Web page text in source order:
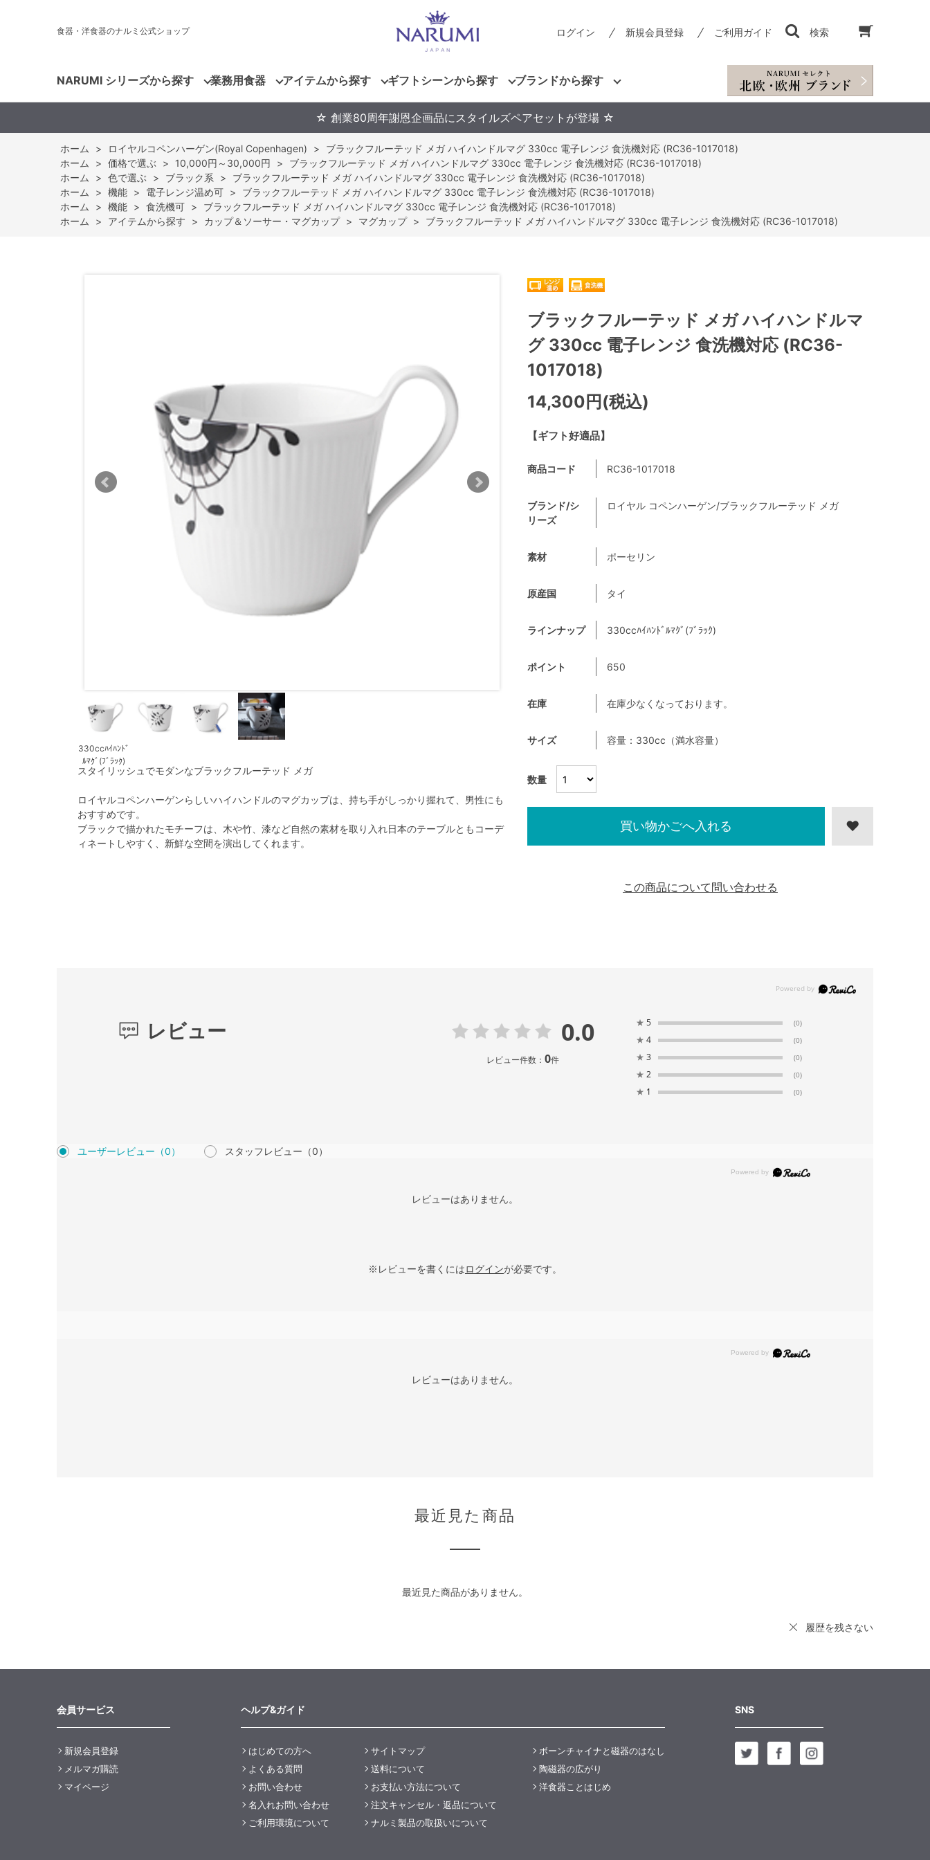
食器・洋食器のナルミ公式ショップ ログイン 新規会員登録 ご利用ガイド 検索
NARUMI シリーズから探す 業務用食器 アイテムから探す ギフトシーンから探す ブランドから探す
☆ 創業80周年謝恩企画品にスタイルズペアセットが登場 ☆
ホーム > ロイヤルコペンハーゲン(Royal Copenhagen) >
ブラックフルーテッド メガ ハイハンドルマグ 330cc 電子レンジ 食洗機対応 (RC36-1017018)
ホーム
> 価格で選ぶ > 10,000円～30,000円 >
ブラックフルーテッド メガ ハイハンドルマグ 330cc 電子レンジ 食洗機対応 (RC36-1017018)
ホーム
> 色で選ぶ > ブラック系 >
ブラックフルーテッド メガ ハイハンドルマグ 330cc 電子レンジ 食洗機対応 (RC36-1017018)
ホーム
> 機能 > 電子レンジ温め可 >
ブラックフルーテッド メガ ハイハンドルマグ 330cc 電子レンジ 食洗機対応 (RC36-1017018)
ホーム
> 機能 > 食洗機可 >
ブラックフルーテッド メガ ハイハンドルマグ 330cc 電子レンジ 食洗機対応 (RC36-1017018)
ホーム
> アイテムから探す > カップ＆ソーサー・マグカップ > マグカップ > ブラックフルーテッド メガ ハイハンドルマグ 330cc 電子レンジ 食洗機対応 (RC36-1017018)
330ccﾊｲﾊﾝﾄﾞ
ﾙﾏｸﾞ(ﾌﾞﾗｯｸ)
スタイリッシュでモダンなブラックフルーテッド メガ
ロイヤルコペンハーゲンらしいハイハンドルのマグカップは、持ち手がしっかり握れて、男性にも
おすすめです。
ブラックで描かれたモチーフは、木や竹、漆など自然の素材を取り入れ日本のテーブルともコーデ
ィネートしやすく、新鮮な空間を演出してくれます。
【ギフト好適品】
ブラックフルーテッド メガ ハイハンドルマ
グ 330cc 電子レンジ 食洗機対応 (RC36-
1017018)
14,300円(税込)
数量
商品コード RC36-1017018
ブランド/シ
リーズ
ロイヤル コペンハーゲン/ブラックフルーテッド メガ
素材 ポーセリン
原産国 タイ
ラインナップ 330ccﾊｲﾊﾝﾄﾞﾙﾏｸﾞ(ﾌﾞﾗｯｸ)
ポイント 650
在庫 在庫少なくなっております。
サイズ 容量：330cc（満水容量）
買い物かごへ入れる
この商品について問い合わせる
レビュー 0.0
レビュー件数： 0件
★ 5 (0)
★ 4 (0)
★ 3 (0)
★ 2 (0)
★ 1 (0)
ユーザーレビュー （0） スタッフレビュー （0）
レビューはありません。
※レビューを書くにはログインが必要です。
レビューはありません。
最近見た商品
最近見た商品がありません。
履歴を残さない
会員サービス
新規会員登録
メルマガ購読
マイページ
ヘルプ&ガイド
はじめての方へ
よくある質問
お問い合わせ
名入れお問い合わせ
ご利用環境について
サイトマップ
送料について
お支払い方法について
注文キャンセル・返品について
ナルミ製品の取扱いについて
ボーンチャイナと磁器のはなし
陶磁器の広がり
洋食器ことはじめ
SNS